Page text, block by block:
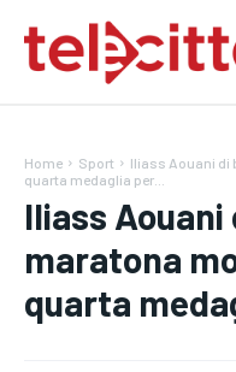
HOME
HOME
HOME
Home Sport
Iliass Aouani di
quarta medaglia per...
Iliass
maratona
quarta